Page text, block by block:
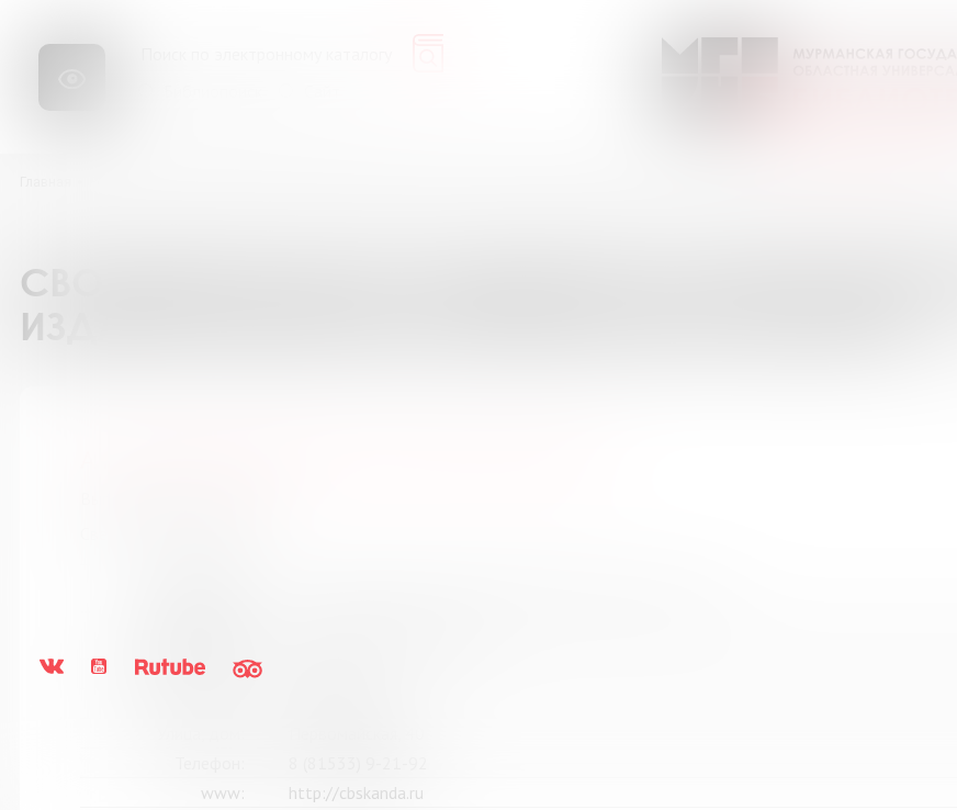
СВОДНЫЙ КАТАЛОГ ПОДПИСКИ НА
ИЗДАНИЯ БИБЛИОТЕК МУРМАНСКОЙ ОБЛАСТИ
Почтовый индекс:
www:
http://cbskanda.ru